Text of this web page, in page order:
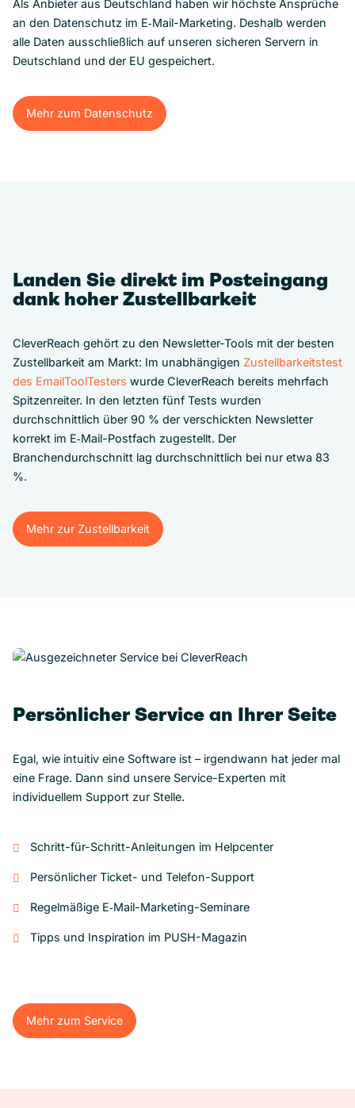
Als Anbieter aus Deutschland haben wir höchste Ansprüche
an den Datenschutz im E‑Mail-Marketing. Deshalb werden
alle Daten ausschließlich auf unseren sicheren Servern in
Deutschland und der EU gespeichert.
Mehr zum Datenschutz
Mehr zum Datenschutz
Landen Sie direkt im Posteingang
dank hoher Zustellbarkeit
CleverReach gehört zu den Newsletter-Tools mit der besten
Zustellbarkeit am Markt: Im unabhängigen Zustellbarkeitstest
des EmailToolTesters wurde CleverReach bereits mehrfach
Spitzenreiter. In den letzten fünf Tests wurden
durchschnittlich über 90 % der verschickten Newsletter
korrekt im E‑Mail-Postfach zugestellt. Der
Branchendurchschnitt lag durchschnittlich bei nur etwa 83
%.
Mehr zur Zustellbarkeit
Mehr zur Zustellbarkeit
Persönlicher Service an Ihrer Seite
Egal, wie intuitiv eine Software ist – irgendwann hat jeder mal
eine Frage. Dann sind unsere Service-Experten mit
individuellem Support zur Stelle.
Schritt-für-Schritt-Anleitungen im Helpcenter
Persönlicher Ticket- und Telefon-Support
Regelmäßige E‑Mail-Marketing-Seminare
Tipps und Inspiration im PUSH-Magazin
Mehr zum Service
Mehr zum Service